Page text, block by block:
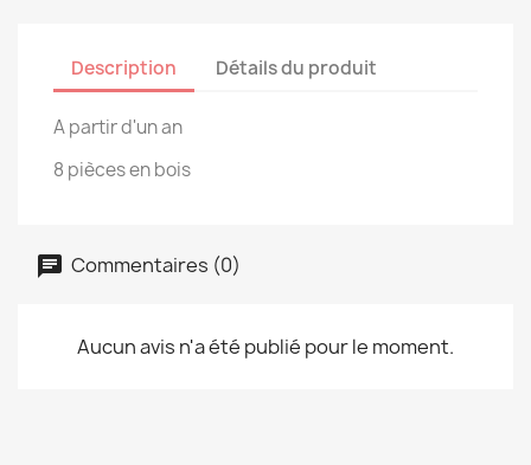
Description Détails du produit
A partir d'un an
8 pièces en bois
Commentaires (0)
Aucun avis n'a été publié pour le moment.